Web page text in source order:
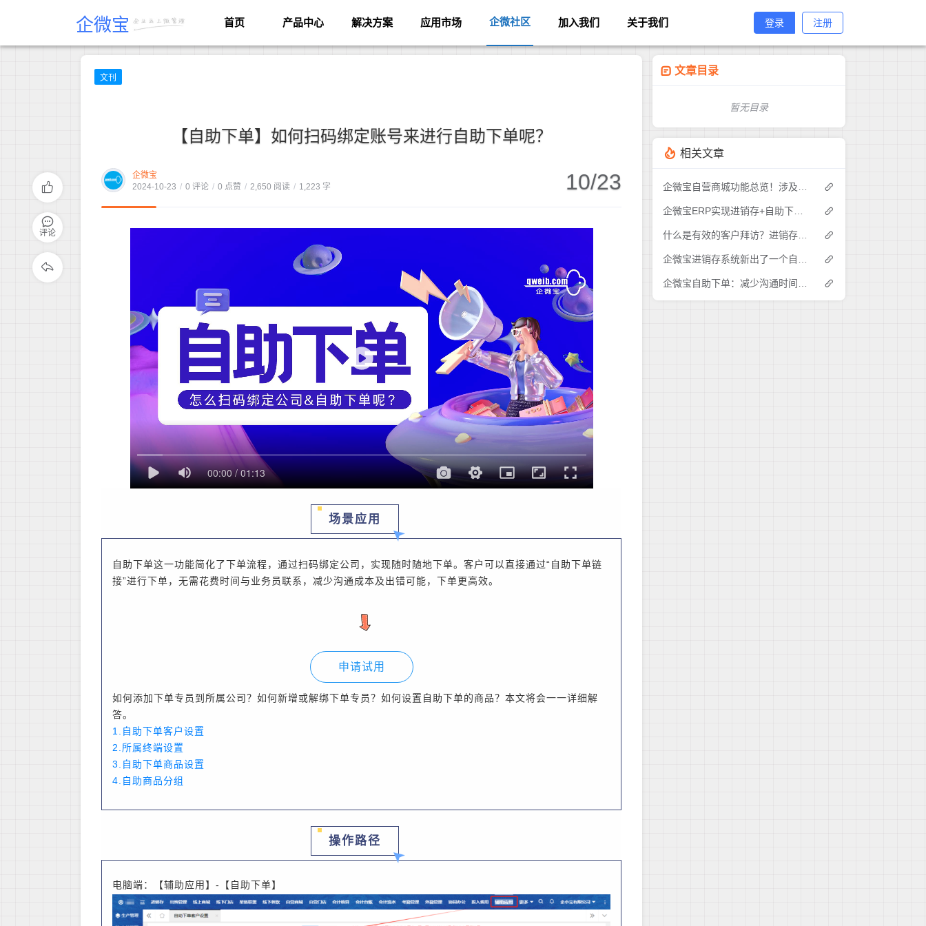
企微宝 首页 产品中心 解决方案 应用市场 企微社区 加入我们 关于我们 登录 注册
文刊
【自助下单】如何扫码绑定账号来进行自助下单呢？
企微宝
2024-10-23 / 0 评论 / 0 点赞 / 2,650 阅读 / 1,223 字 10/23
场景应用
自助下单这一功能简化了下单流程，通过扫码绑定公司，实现随时随地下单。客户可以直接通过“自助下单链
接”进行下单，无需花费时间与业务员联系，减少沟通成本及出错可能，下单更高效。
申请试用
如何添加下单专员到所属公司？如何新增或解绑下单专员？如何设置自助下单的商品？本文将会一一详细解
答。
1.自助下单客户设置
2.所属终端设置
3.自助下单商品设置
4.自助商品分组
操作路径
电脑端：【辅助应用】-【自助下单】
评论
文章目录
暂无目录
相关文章